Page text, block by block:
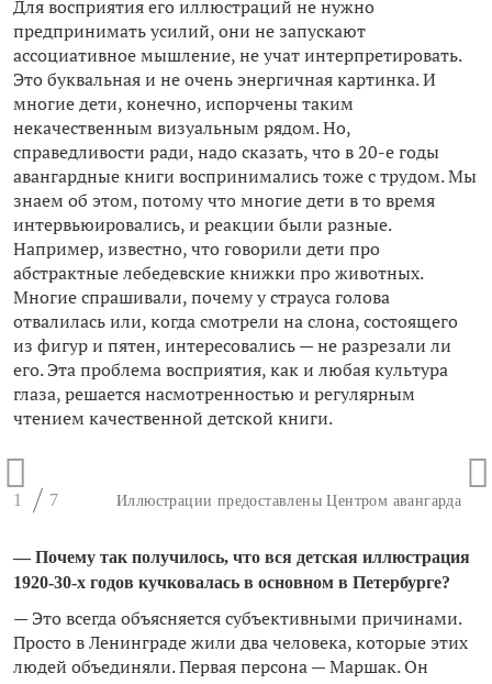
Для восприятия его иллюстраций не нужно
предпринимать усилий, они не запускают
ассоциативное мышление, не учат интерпретировать.
Это буквальная и не очень энергичная картинка. И
многие дети, конечно, испорчены таким
некачественным визуальным рядом. Но,
справедливости ради, надо сказать, что в 20-е годы
авангардные книги воспринимались тоже с трудом. Мы
знаем об этом, потому что многие дети в то время
интервьюировались, и реакции были разные.
Например, известно, что говорили дети про
абстрактные лебедевские книжки про животных.
Многие спрашивали, почему у страуса голова
отвалилась или, когда смотрели на слона, состоящего
из фигур и пятен, интересовались — не разрезали ли
его. Эта проблема восприятия, как и любая культура
глаза, решается насмотренностью и регулярным
чтением качественной детской книги.
Иллюстрации предоставлены Центром авангарда
1 7
— Почему так получилось, что вся детская иллюстрация
1920-30-х годов кучковалась в основном в Петербурге?
— Это всегда объясняется субъективными причинами.
Просто в Ленинграде жили два человека, которые этих
людей объединяли. Первая персона — Маршак. Он